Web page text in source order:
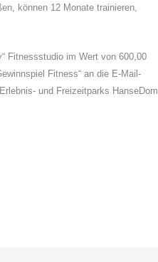
können 12 Monate trainieren,
Fitnessstudio im Wert von 600,00
Fitness“ an die E-Mail-
und Freizeitparks HanseDom